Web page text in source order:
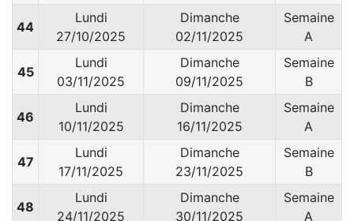
44
Lundi
27/10/2025
Dimanche
02/11/2025
Semaine
A
45
Lundi
03/11/2025
Dimanche
09/11/2025
Semaine
B
46
Lundi
10/11/2025
Dimanche
16/11/2025
Semaine
A
47
Lundi
17/11/2025
Dimanche
23/11/2025
Semaine
B
48
Lundi
24/11/2025
Dimanche
30/11/2025
Semaine
A